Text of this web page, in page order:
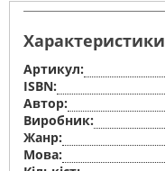
Характеристики
Артикул:
ISBN:
Автор:
Виробник:
Жанр:
Мова: